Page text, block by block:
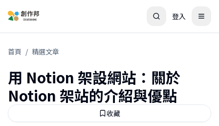
登入
首頁 / 精選文章
用 Notion 架設網站：關於
Notion 架站的介紹與優點
收藏